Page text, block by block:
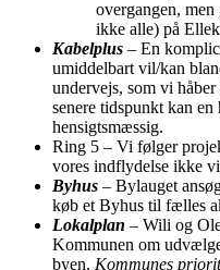
overgangen,
ikke alle) på
Kabelplus – En
umiddelbart vil/kan
undervejs, som vi
senere tidspunkt kan
hensigtsmæssig.
Ring 5 – Vi følger
vores indflydelse ikke
Byhus – Bylauget
køb et Byhus til fælles
Lokalplan – Wili og
Kommunen om
byen. Kommunes